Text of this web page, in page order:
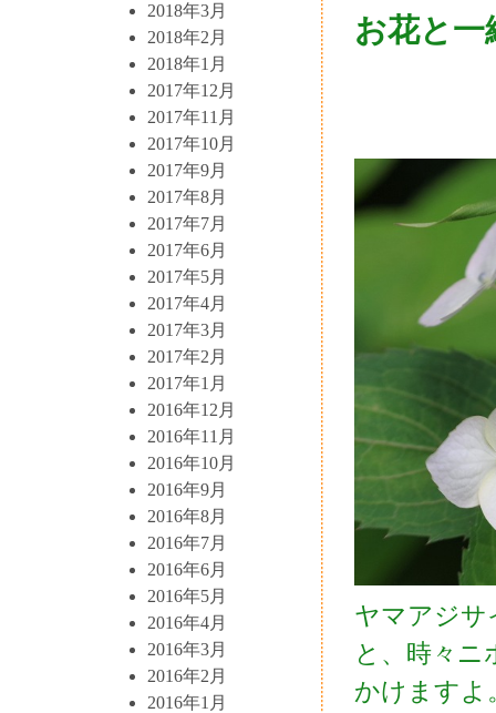
2018年3月
2018年2月
2018年1月
2017年12月
2017年11月
2017年10月
2017年9月
2017年8月
2017年7月
2017年6月
2017年5月
2017年4月
2017年3月
2017年2月
2017年1月
2016年12月
2016年11月
2016年10月
2016年9月
2016年8月
2016年7月
2016年6月
2016年5月
2016年4月
2016年3月
2016年2月
2016年1月
お花と
ヤマアジサ
と、時々
かけますよ